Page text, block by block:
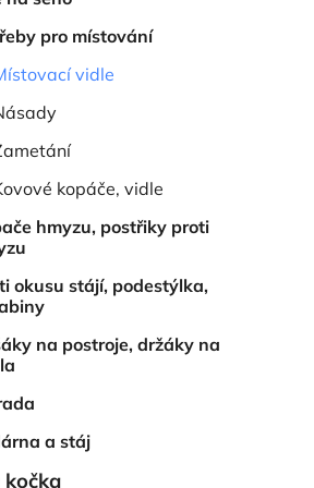
pro místování
vidle
kopáče, vidle
hmyzu, postřiky proti
okusu stájí, podestýlka,
na postroje, držáky na
a stáj
kočka